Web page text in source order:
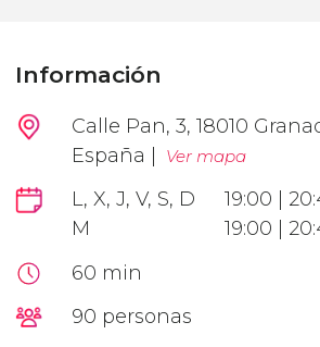
Información
Calle Pan, 3, 18010
España |
Ver mapa
L, X, J, V, S, D
M
19:00 |
19:00 |
60 min
90 personas